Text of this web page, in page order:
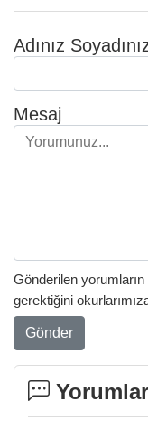
Adınız
Mesaj
Gönderilen
gerektiğini
Gönder